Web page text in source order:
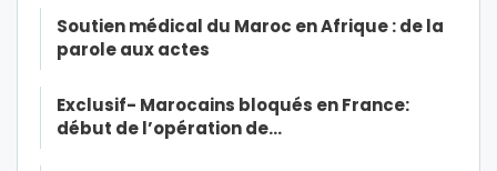
Soutien médical du Maroc en Afrique : de la
parole aux actes
Exclusif- Marocains bloqués en France:
début de l’opération de…